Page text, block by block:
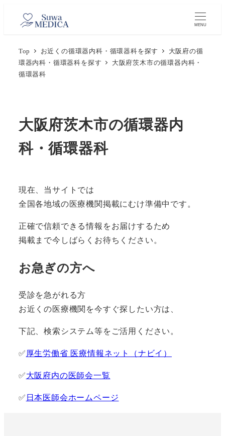
MENU
Top お近くの循環器内科・循環器科を探す
大阪府の循
環器内科・循環器科を探す
大阪府茨木市の循環器内科・
循環器科
大阪府茨木市の循環器内
科・循環器科
現在、当サイトでは
全国各地域の医療機関掲載にむけ準備中です。
正確で信頼できる情報をお届けするため
掲載まで今しばらくお待ちください。
お急ぎの方へ
受診を急がれる方
お近くの医療機関を今すぐ探したい方は、
下記、検索システム等をご活用ください。
✅ 厚生労働省 医療情報ネット（ナビイ）
✅大阪府内の医師会一覧
✅ 日本医師会ホームページ